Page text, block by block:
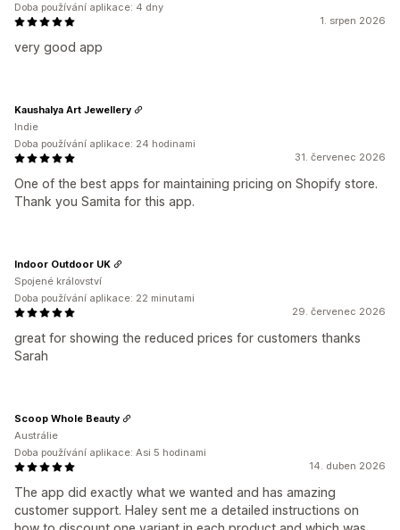
1. srpen 2026
very good app
Doba používání aplikace: 4 dny
31. červenec 2026
One of the best apps for maintaining pricing on Shopify store.
Thank you Samita for this app.
Kaushalya Art Jewellery
Indie
Doba používání aplikace: 24 hodinami
29. červenec 2026
great for showing the reduced prices for customers thanks
Sarah
Indoor Outdoor UK
Spojené království
Doba používání aplikace: 22 minutami
14. duben 2026
The app did exactly what we wanted and has amazing
customer support. Haley sent me a detailed instructions on
Scoop Whole Beauty
Austrálie
Doba používání aplikace: Asi 5 hodinami